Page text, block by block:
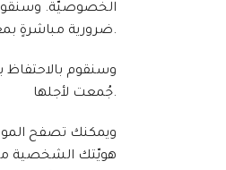
الخصوصيّة.
ضرورية مباشرةٍ بمعاملاتنا معكَ.
وسنقوم بالاحتفاظ
جُمعت لأجلها.
ويمكنك تصفح
هويّتك الشخصية